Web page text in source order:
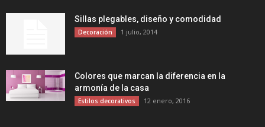
Sillas plegables, diseño y comodidad
Decoración 1 julio, 2014
Colores que marcan la diferencia en la
armonía de la casa
Estilos decorativos 12 enero, 2016